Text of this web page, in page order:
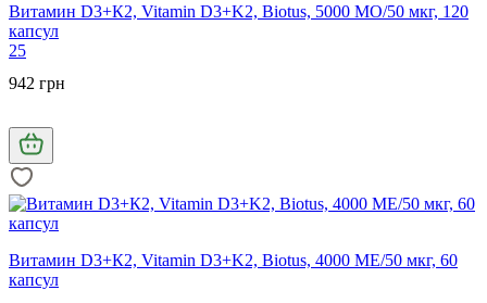
Витамин D3+К2, Vitamin D3+K2, Biotus, 5000 МО/50 мкг, 120
капсул
25
942 грн
Витамин D3+К2, Vitamin D3+K2, Biotus, 4000 МЕ/50 мкг, 60
капсул